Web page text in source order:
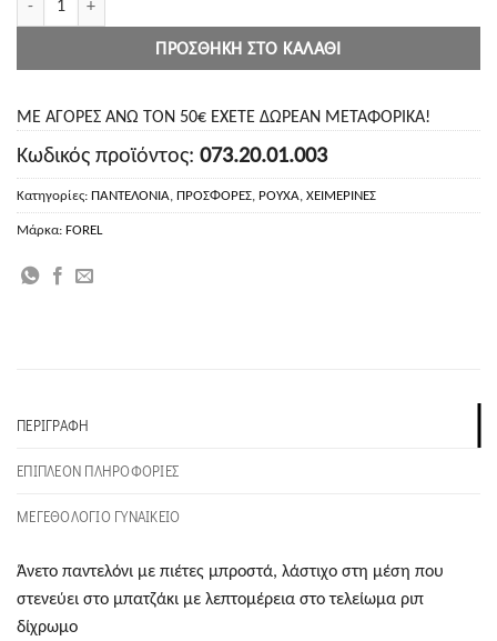
ΠΡΟΣΘΉΚΗ ΣΤΟ ΚΑΛΆΘΙ
ΜΕ ΑΓΟΡΕΣ ΑΝΩ ΤΟΝ 50€ ΕΧΕΤΕ ΔΩΡΕΑΝ ΜΕΤΑΦΟΡΙΚΑ!
Κωδικός προϊόντος: 073.20.01.003
Κατηγορίες: ΠΑΝΤΕΛΟΝΙΑ, ΠΡΟΣΦΟΡΕΣ, ΡΟΥΧΑ, ΧΕΙΜΕΡΙΝΕΣ
Μάρκα: FOREL
ΠΕΡΙΓΡΑΦΉ
ΕΠΙΠΛΈΟΝ ΠΛΗΡΟΦΟΡΊΕΣ
ΜΕΓΕΘΟΛΟΓΙΟ ΓΥΝΑΙΚΕΙΟ
Άνετο παντελόνι με πιέτες μπροστά, λάστιχο στη μέση που
στενεύει στο μπατζάκι με λεπτομέρεια στο τελείωμα ριπ
δίχρωμο